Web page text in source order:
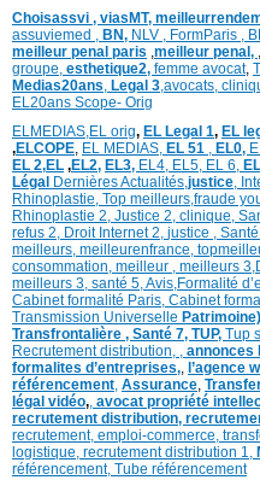
Choisassvi , viasMT,
assuviemed , BN, NLV , FormParis ,
meilleur penal paris ,meilleur penal, ,
groupe, esthetique2, femme avocat,
Medias20ans, Legal 3,avocats,
EL20ans Scope- Orig
ELMEDIAS,EL orig, EL Legal 1, EL
,ELCOPE, EL MEDIAS, EL 51 , EL0,
EL 2,EL ,EL2, EL3, EL4, EL5, EL 6,
Légal DernièresActualités,justice,
Rhinoplastie, Top meilleurs,fraude
Rhinoplastie 2, Justice 2, clinique,
refus 2, Droit Internet 2, justice ,
meilleurs, meilleurenfrance,
consommation, meilleur , meilleurs 3,
meilleurs 3, santé 5,Avis,Formalité
Cabinet formalité Paris, Cabinet
Transmission Universelle
Transfrontalière , Santé 7, TUP, Tup
Recrutement distribution, , annonces
formalites d’entreprises,, l’agence
référencement, Assurance,
légal vidéo,, avocat propriété
recrutement distribution,
recrutement, emploi-commerce,
logistique, recrutement distribution 1,
référencement, Tube référencement